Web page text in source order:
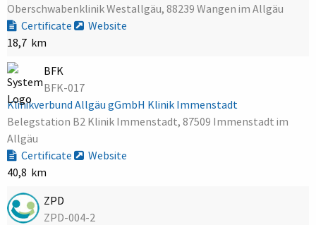
Oberschwabenklinik Westallgäu, 88239 Wangen im Allgäu
Certificate
Website
18,7 km
BFK
BFK-017
Klinikverbund Allgäu gGmbH Klinik Immenstadt
Belegstation B2 Klinik Immenstadt, 87509 Immenstadt im
Allgäu
Certificate
Website
40,8 km
ZPD
ZPD-004-2